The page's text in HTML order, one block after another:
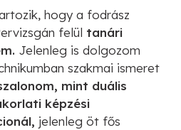
hogy a fodrász
felül tanári
Jelenleg is dolgozom
szakmai ismeret
mint duális
képzési
jelenleg öt fős